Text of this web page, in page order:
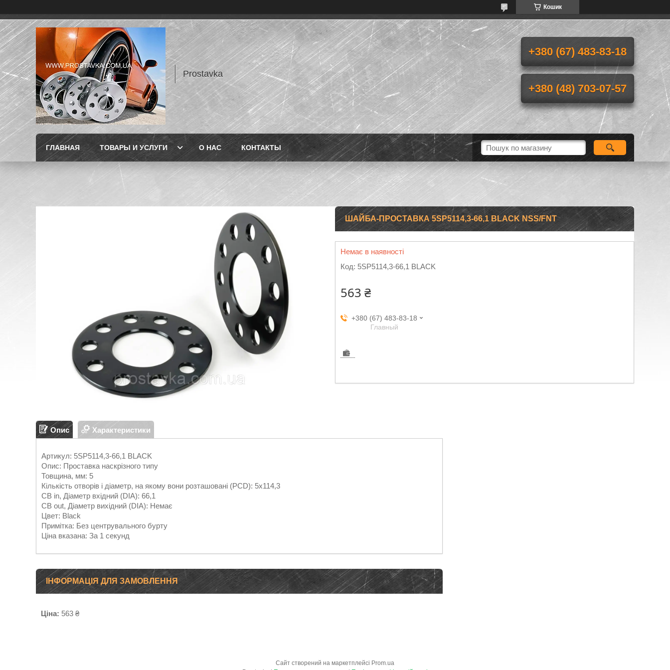
Кошик
Prostavka
+380 (67) 483-83-18
+380 (48) 703-07-57
ГЛАВНАЯ ТОВАРЫ И УСЛУГИ О НАС КОНТАКТЫ
ШАЙБА-ПРОСТАВКА 5SP5114,3-66,1 BLACK NSS/FNT
Немає в наявності
Код: 5SP5114,3-66,1 BLACK
563 ₴
+380 (67) 483-83-18
Главный
Опис Характеристики
Артикул: 5SP5114,3-66,1 BLACK
Опис: Проставка наскрізного типу
Товщина, мм: 5
Кількість отворів і діаметр, на якому вони розташовані (PCD): 5х114,3
CB in, Діаметр вхідний (DIA): 66,1
CB out, Діаметр вихідний (DIA): Немає
Цвет: Black
Примітка: Без центрувального бурту
Ціна вказана: За 1 секунд
ІНФОРМАЦІЯ ДЛЯ ЗАМОВЛЕННЯ
Ціна: 563 ₴
Сайт створений на маркетплейсі Prom.ua